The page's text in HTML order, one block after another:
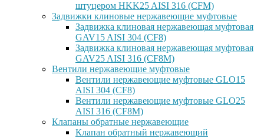
штуцером HKK25 AISI 316 (CFM)
Задвижки клиновые нержавеющие муфтовые
Задвижка клиновая нержавеющая муфтовая
GAV15 AISI 304 (CF8)
Задвижка клиновая нержавеющая муфтовая
GAV25 AISI 316 (CF8M)
Вентили нержавеющие муфтовые
Вентили нержавеющие муфтовые GLO15
AISI 304 (CF8)
Вентили нержавеющие муфтовые GLO25
AISI 316 (CF8M)
Клапаны обратные нержавеющие
Клапан обратный нержавеющий